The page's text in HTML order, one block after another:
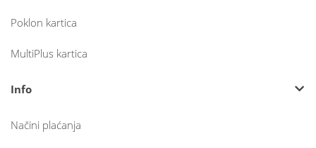
Poklon kartica
MultiPlus kartica
Info
Načini plaćanja